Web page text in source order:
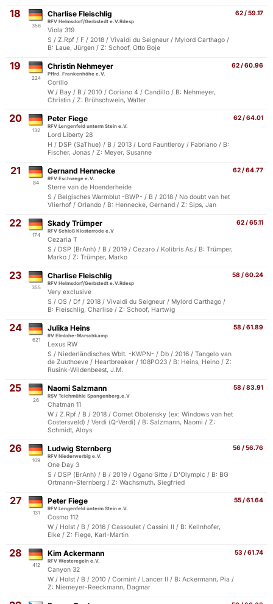
18
356
62 / 59.17
Charlise Fleischlig
RFV Helmsdorf/Gerbstedt e.V.Rdesp
Viola 319
S / Z.Rpf / F / 2018 / Vivaldi du Seigneur / Mylord Carthago /
B: Laue, Jürgen / Z: Schoof, Otto Boje
19
224
62 / 60.96
Christin Nehmeyer
Pffrd. Frankenhöhe e.V.
Corillo
W / Bay / B / 2010 / Coriano 4 / Candillo / B: Nehmeyer,
Christin / Z: Brühschwein, Walter
20
132
62 / 64.01
Peter Fiege
RFV Lengenfeld unterm Stein e.V.
Lord Liberty 28
H / DSP (SaThue) / B / 2013 / Lord Fauntleroy / Fabriano / B:
Fischer, Jonas / Z: Meyer, Susanne
21
84
62 / 64.77
Gernand Hennecke
RFV Eschwege e.V.
Sterre van de Hoenderheide
S / Belgisches Warmblut -BWP- / B / 2018 / No doubt van het
Vlierhof / Orlando / B: Hennecke, Gernand / Z: Sips, Jan
22
174
62 / 65.11
Skady Trümper
RFV Schloß Klosterrode e.V
Cezaria T
S / DSP (BrAnh) / B / 2019 / Cezaro / Kolibris As / B: Trümper,
Marko / Z: Trümper, Marko
23
355
58 / 60.24
Charlise Fleischlig
RFV Helmsdorf/Gerbstedt e.V.Rdesp
Very exclusive
S / OS / Df / 2018 / Vivaldi du Seigneur / Mylord Carthago /
B: Fleischlig, Charlise / Z: Schoof, Hartwig
24
621
58 / 61.89
Julika Heins
RV Elmlohe-Marschkamp
Lexus RW
S / Niederländisches Wblt. -KWPN- / Db / 2016 / Tangelo van
de Zuuthoeve / Heartbreaker / 108PO23 / B: Heins, Heino / Z:
Rusink-Wildenbeest, J.M.
25
26
58 / 83.91
Naomi Salzmann
RSV Teichmühle Spangenberg.e.V
Chatman 11
W / Z.Rpf / B / 2018 / Cornet Obolensky (ex: Windows van het
Costersveld) / Verdi (Q-Verdi) / B: Salzmann, Naomi / Z:
Schmidt, Aloys
26
109
56 / 56.76
Ludwig Sternberg
RFV Niederwerbig e.V.
One Day 3
S / DSP (BrAnh) / B / 2019 / Ogano Sitte / D'Olympic / B: BG
Ortmann-Sternberg / Z: Wachsmuth, Siegfried
27
131
55 / 61.64
Peter Fiege
RFV Lengenfeld unterm Stein e.V.
Cosmo 112
W / Holst / B / 2016 / Cassoulet / Cassini II / B: Kellnhofer,
Elke / Z: Fiege, Karl-Martin
28
412
53 / 61.74
Kim Ackermann
RFV Westeregeln e.V.
Canyon 32
W / Holst / B / 2010 / Cormint / Lancer II / B: Ackermann, Pia /
Z: Niemeyer-Reeckmann, Dagmar